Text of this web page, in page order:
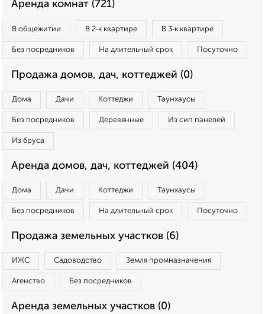
Аренда комнат (721)
В общежитии В 2‑к квартире В 3‑к квартире
Без посредников На длительный срок Посуточно
Продажа домов, дач, коттеджей (0)
Дома Дачи Коттеджи Таунхаусы
Без посредников Деревянные Из сип панелей
Из бруса
Аренда домов, дач, коттеджей (404)
Дома Дачи Коттеджи Таунхаусы
Без посредников На длительный срок Посуточно
Продажа земельных участков (6)
ИЖС Садоводство Земля промназначения
Агенство Без посредников
Аренда земельных участков (0)